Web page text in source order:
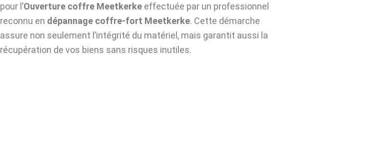
pour l’Ouverture coffre Meetkerke effectuée par un professionnel
reconnu en dépannage coffre-fort Meetkerke. Cette démarche
assure non seulement l’intégrité du matériel, mais garantit aussi la
récupération de vos biens sans risques inutiles.